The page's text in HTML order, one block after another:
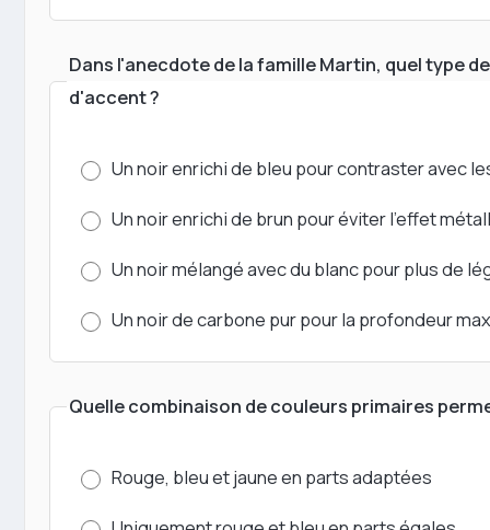
Dans l'anecdote de la famille Martin, quel type
d'accent ?
Un noir enrichi de bleu pour contraster avec
Un noir enrichi de brun pour éviter l'effet
Un noir mélangé avec du blanc pour plus de
Un noir de carbone pur pour la profondeur
Quelle combinaison de couleurs primaires
Rouge, bleu et jaune en parts adaptées